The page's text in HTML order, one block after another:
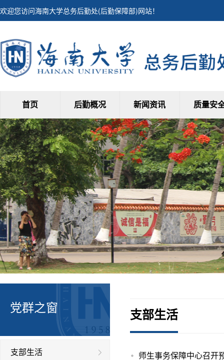
欢迎您访问海南大学总务后勤处(后勤保障部)网站！
首页 后勤概况 新闻资讯 质量安
党群之窗
支部生活
支部生活
师生事务保障中心召开